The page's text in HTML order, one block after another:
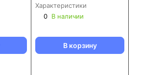
Характеристики
0 В наличии
В корзину